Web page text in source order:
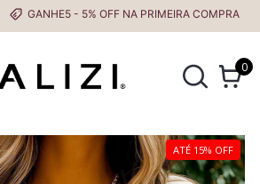
GANHE5 - 5% OFF NA PRIMEIRA COMPRA
0
ATÉ 15% OFF